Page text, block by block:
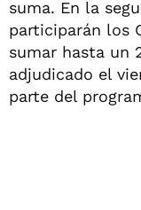
suma. En la
participarán los
sumar hasta un
adjudicado el
parte del